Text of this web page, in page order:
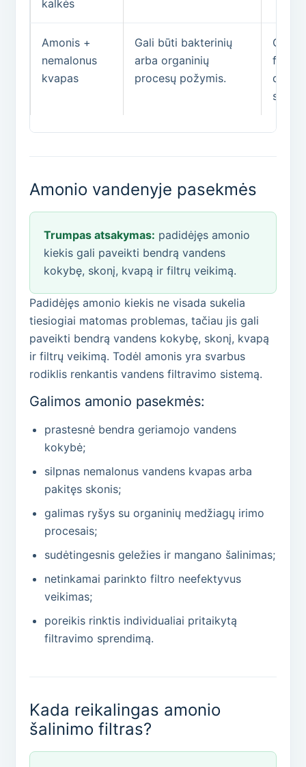
kalkės
Amonis +
nemalonus
kvapas
Gali būti bakterinių
arba organinių
procesų požymis.
Gali
Amonio vandenyje pasekmės
Trumpas atsakymas: padidėjęs amonio
kiekis gali paveikti bendrą vandens
kokybę, skonį, kvapą ir filtrų veikimą.
Padidėjęs amonio kiekis ne visada sukelia
tiesiogiai matomas problemas, tačiau jis gali
paveikti bendrą vandens kokybę, skonį, kvapą
ir filtrų veikimą. Todėl amonis yra svarbus
rodiklis renkantis vandens filtravimo sistemą.
Galimos amonio pasekmės:
prastesnė bendra geriamojo vandens
kokybė;
silpnas nemalonus vandens kvapas arba
pakitęs skonis;
galimas ryšys su organinių medžiagų irimo
procesais;
sudėtingesnis geležies ir mangano šalinimas;
netinkamai parinkto filtro neefektyvus
veikimas;
poreikis rinktis individualiai pritaikytą
filtravimo sprendimą.
Kada reikalingas amonio
šalinimo filtras?